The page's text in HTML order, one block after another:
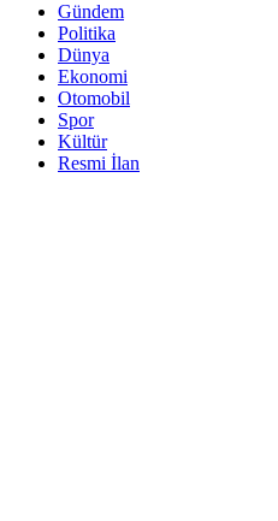
Gündem
Politika
Dünya
Ekonomi
Otomobil
Spor
Kültür
Resmi İlan